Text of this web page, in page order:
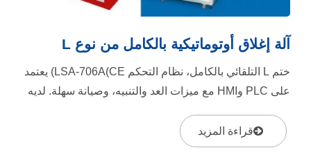
آلة إغلاق أوتوماتيكية بالكامل من نوع L
ختم L التلقائي بالكامل، نظام التحكم LSA-706A(CE) يعتمد
على PLC وHMI مع ميزات العد والتنبيه، وصيانة سهلة. لديه
قراءة المزيد